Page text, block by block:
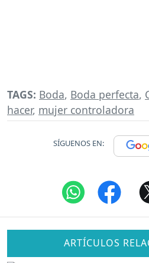
TAGS: Boda, Boda perfecta,
hacer, mujer controladora
SÍGUENOS EN:
ARTÍCULOS